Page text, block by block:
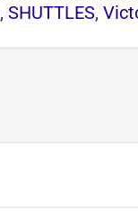
,SHUTTLES,